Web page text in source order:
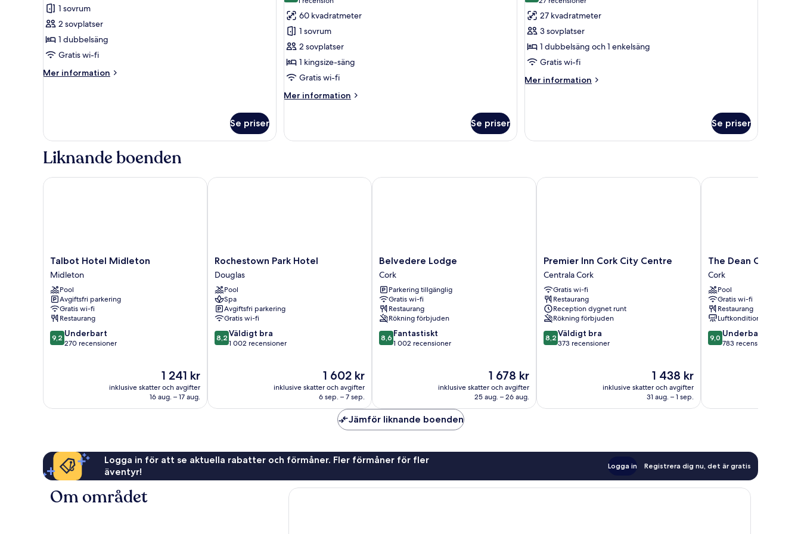
för
Studiosvit
Junior
1 sovrum
2 sovplatser
1 dubbelsäng
Gratis wi-fi
Mer information
Mer
Se priser
för
Svit
Classic
60 kvadratmeter
1 sovrum
2 sovplatser
1 kingsize-säng
Gratis wi-fi
Mer information
Mer
Classic
Se priser
för
Trippelrum
27 kvadratmeter
3 sovplatser
1 dubbelsäng och 1 enkelsäng
Gratis wi-fi
Mer information
Mer
Se priser
Liknande boenden
Talbot
Hotel
Midleton
Midleton
Talbot Hotel Midleton
Midleton
Pool
Avgiftsfri parkering
Gratis wi-fi
Restaurang
9.2
av
9,2 Underbart
270 recensioner
Priset
är
1 241 kr
1 241 kr
inklusive skatter och avgifter
16 aug. – 17 aug.
Talbot Hotel Midleton
Rochestown
Park
Hotel
Douglas
Rochestown Park Hotel
Douglas
Pool
Spa
Avgiftsfri parkering
Gratis wi-fi
8.2
av
1 002 recensioner
8,2 Väldigt bra
1 002 recensioner
Priset
är
1 602 kr
1 602 kr
inklusive skatter och avgifter
6 sep. – 7 sep.
Rochestown Park Hotel
Belvedere
Lodge
Cork
Belvedere Lodge
Cork
Parkering tillgänglig
Gratis wi-fi
Restaurang
Rökning förbjuden
8.6
av
8,6 Fantastiskt
1 002 recensioner
Priset
är
1 678 kr
1 678 kr
inklusive skatter och avgifter
25 aug. – 26 aug.
Belvedere Lodge
Premier
Inn
Cork
City
Centre
Centrala
Cork
Premier Inn Cork City Centre
Centrala Cork
Gratis wi-fi
Restaurang
Reception dygnet runt
Rökning förbjuden
8.2
av
8,2 Väldigt bra
373 recensioner
Priset
är
1 438 kr
1 438 kr
inklusive skatter och avgifter
31 aug. – 1 sep.
Premier Inn Cork City Centre
The
Dean
Cork
Cork
The Dean Cork
Cork
Pool
Gratis wi-fi
Restaurang
Luftkonditionering
9.0
av
9,0 Underbart
783 recensioner
The Dean Cork
Jämför liknande boenden
Logga in för att se aktuella rabatter och förmåner. Fler förmåner för fler
äventyr!
Logga in Registrera dig nu, det är gratis
Om området